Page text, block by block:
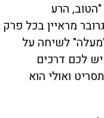
הרע
מראיין בכל פרק
לשיחה על
לכם דרכים
ואולי הוא